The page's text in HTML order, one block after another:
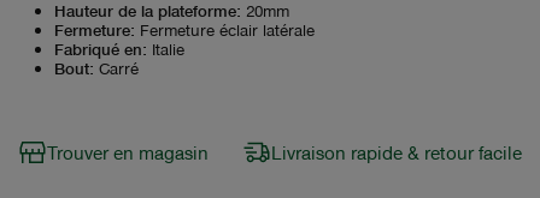
Hauteur de la plateforme: 20mm
Fermeture: Fermeture éclair latérale
Fabriqué en: Italie
Bout: Carré
Trouver en magasin Livraison rapide & retour facile